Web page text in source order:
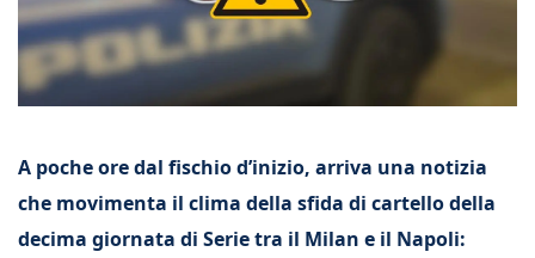
A poche ore dal fischio d’inizio, arriva una notizia
che movimenta il clima della sfida di cartello della
decima giornata di Serie tra il Milan e il Napoli: